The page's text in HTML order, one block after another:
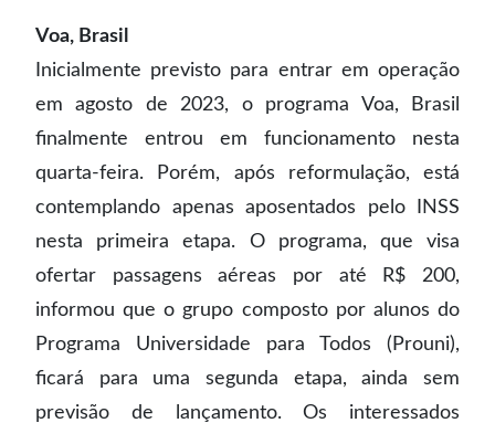
Voa, Brasil
Inicialmente previsto para entrar em operação
em agosto de 2023, o programa Voa, Brasil
finalmente entrou em funcionamento nesta
quarta-feira. Porém, após reformulação, está
contemplando apenas aposentados pelo INSS
nesta primeira etapa. O programa, que visa
ofertar passagens aéreas por até R$ 200,
informou que o grupo composto por alunos do
Programa Universidade para Todos (Prouni),
ficará para uma segunda etapa, ainda sem
previsão de lançamento. Os interessados